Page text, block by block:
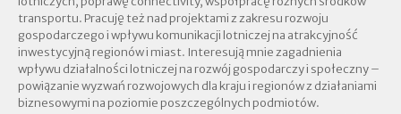
transportu. Pracuję też nad projektami z zakresu rozwoju
gospodarczego i wpływu komunikacji lotniczej na atrakcyjność
inwestycyjną regionów i miast. Interesują mnie zagadnienia
wpływu działalności lotniczej na rozwój gospodarczy i społeczny –
powiązanie wyzwań rozwojowych dla kraju i regionów z działaniami
biznesowymi na poziomie poszczególnych podmiotów.